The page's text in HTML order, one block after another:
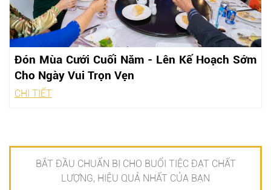
Đón Mùa Cưới Cuối Năm - Lên Kế Hoạch Sớm
Cho Ngày Vui Trọn Vẹn
CHI TIẾT
BẮT ĐẦU CHUẨN BỊ CHO BUỔI TIỆC ĐẠT CHẤT
LƯỢNG, HIỆU QUẢ NHẤT CỦA BẠN